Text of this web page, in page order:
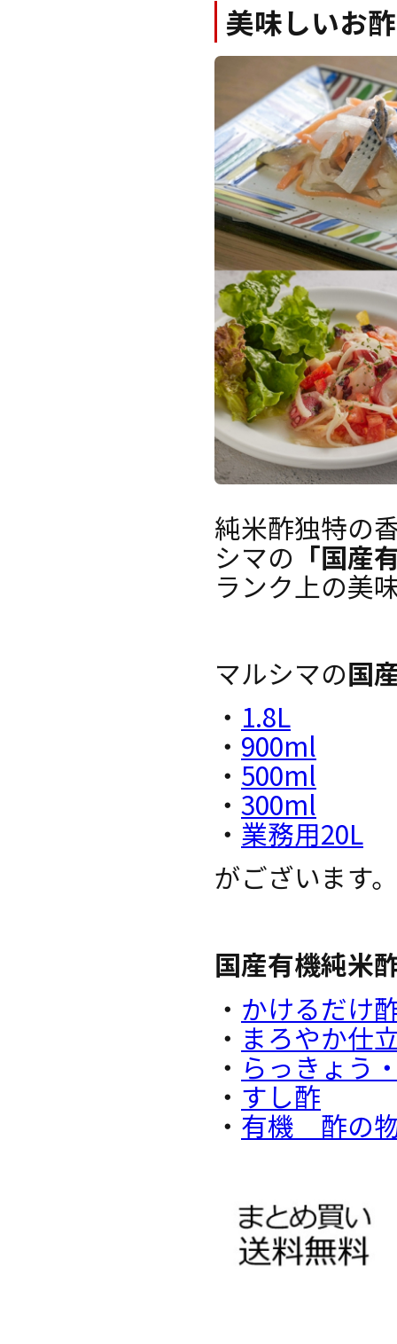
美味しいお
純米酢独特の
シマの 「国産
ランク上の美
マルシマの国
・ 1.8L
・ 900ml
・ 500ml
・ 300ml
・ 業務用20L
がございます。
国産有機純米
・ かけるだけ
・ まろやか仕
・ らっきょう
・ すし酢
・ 有機 酢の